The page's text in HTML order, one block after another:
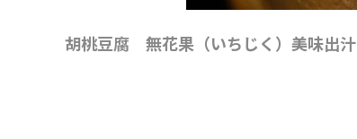
胡桃豆腐 無花果（いちじく）美味出汁